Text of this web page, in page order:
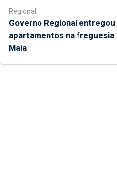
Regional
Governo Regional entregou
apartamentos na freguesia
Maia